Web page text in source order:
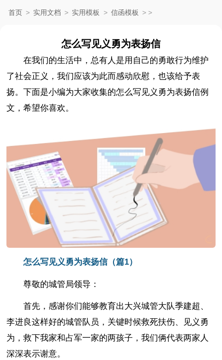
首页 > 实用文档 > 实用模板 > 信函模板 > >
怎么写见义勇为表扬信
在我们的生活中，总有人是用自己的勇敢行为维护
了社会正义，我们应该为此而感动欣慰，也该给予表
扬。下面是小编为大家收集的怎么写见义勇为表扬信例
文，希望你喜欢。
怎么写见义勇为表扬信（篇1）
尊敬的城管局领导：
首先，感谢你们能够教育出大兴城管大队季建超、
李进良这样好的城管队员，关键时候救死扶伤、见义勇
为，救下我家和占军一家的两孩子，我们俩代表两家人
深深表示谢意。